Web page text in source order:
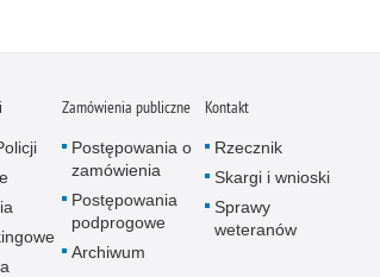
Zamówienia publiczne
Postępowania o
zamówienia
Postępowania
podprogowe
Archiwum
Kontakt
Rzecznik
Skargi i wnioski
Sprawy
weteranów